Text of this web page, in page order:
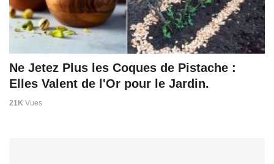
Ne Jetez Plus les Coques de Pistache :
Elles Valent de l'Or pour le Jardin.
21K Vues